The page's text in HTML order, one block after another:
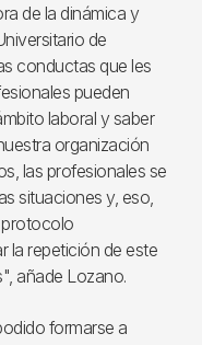
de la dinámica y
de
conductas que les
pueden
laboral y saber
organización
las profesionales se
situaciones y, eso,
protocolo
la repetición de este
añade Lozano.
formarse a